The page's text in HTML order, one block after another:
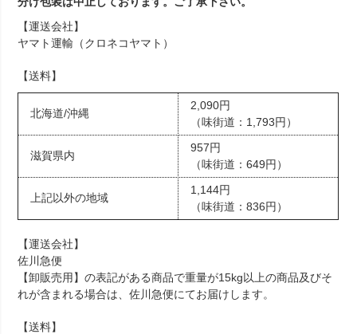
【運送会社】
ヤマト運輸（クロネコヤマト）
【送料】
北海道/沖縄
2,090円
（味街道：1,793円）
滋賀県内
957円
（味街道：649円）
上記以外の地域
1,144円
（味街道：836円）
【運送会社】
佐川急便
【卸販売用】の表記がある商品で重量が15kg以上の商品及びそ
れが含まれる場合は、佐川急便にてお届けします。
【送料】